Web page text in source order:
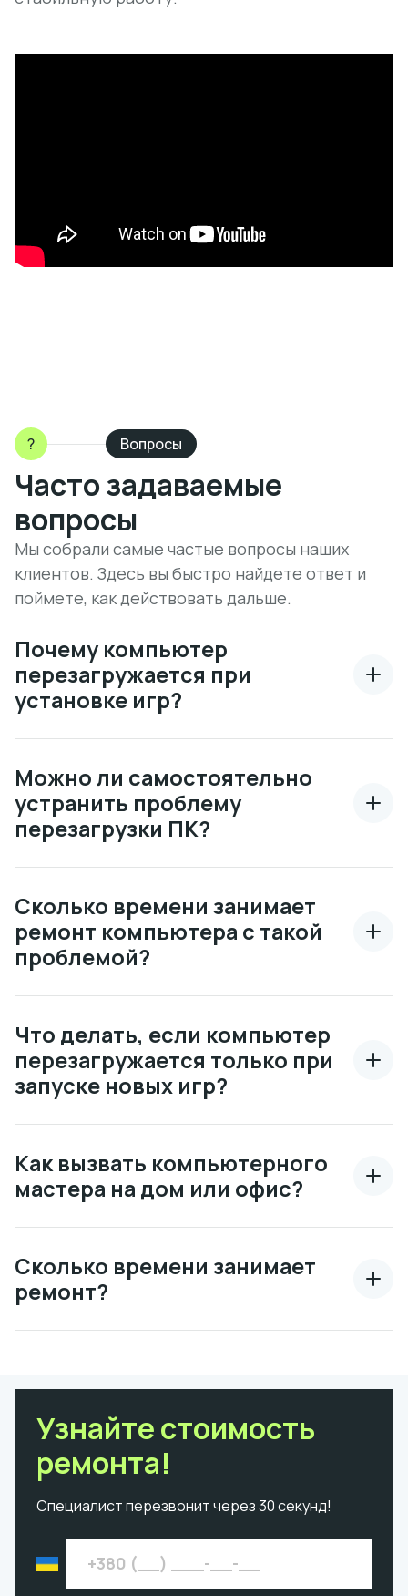
? Вопросы
Часто задаваемые
вопросы
Мы собрали самые частые вопросы наших
клиентов. Здесь вы быстро найдете ответ и
поймете, как действовать дальше.
Почему компьютер
перезагружается при
установке игр?
Можно ли самостоятельно
устранить проблему
перезагрузки ПК?
Сколько времени занимает
ремонт компьютера с такой
проблемой?
Что делать, если компьютер
перезагружается только при
запуске новых игр?
Как вызвать компьютерного
мастера на дом или офис?
Сколько времени занимает
ремонт?
Узнайте стоимость
ремонта!
Специалист перезвонит через 30 секунд!